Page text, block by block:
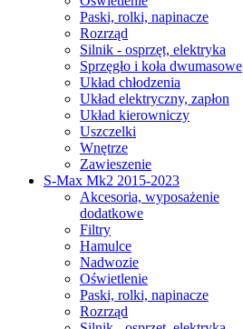
Paski, rolki, napinacze
Rozrząd
Silnik - osprzęt, elektryka
Sprzęgło i koła dwumasowe
Układ chłodzenia
Układ elektryczny, zapłon
Układ kierowniczy
Uszczelki
Wnętrze
Zawieszenie
S-Max Mk2 2015-2023
Akcesoria, wyposażenie
dodatkowe
Filtry
Hamulce
Nadwozie
Oświetlenie
Paski, rolki, napinacze
Rozrząd